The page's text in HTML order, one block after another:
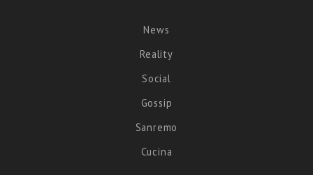
News
Reality
Social
Gossip
Sanremo
Cucina